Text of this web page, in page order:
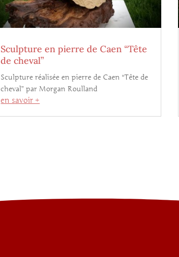
Sculpture en pierre de Caen “Tête
de cheval”
Sculpture réalisée en pierre de Caen “Tête de
cheval” par Morgan Roulland
en savoir +